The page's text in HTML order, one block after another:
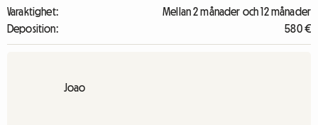
Varaktighet:
Mellan 2 månader och 12 månader
Deposition:
580 €
Joao